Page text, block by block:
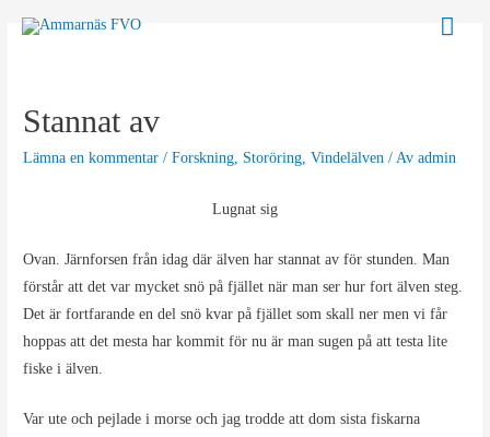
Stannat av
Lämna en kommentar /Forskning, Storöring,Vindelälven / Av admin
Lugnat sig
Ovan. Järnforsen från idag där älven har stannat av för stunden. Man
förstår att det var mycket snö på fjället när man ser hur fort älven steg.
Det är fortfarande en del snö kvar på fjället som skall ner men vi får
hoppas att det mesta har kommit för nu är man sugen på att testa lite
fiske i älven.
Var ute och pejlade i morse och jag trodde att dom sista fiskarna